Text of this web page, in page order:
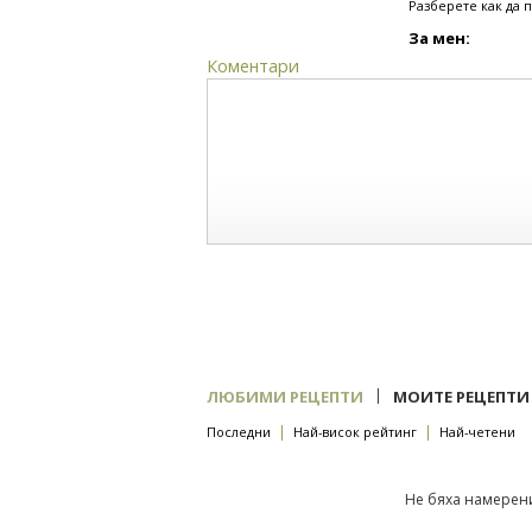
Разберете как да
За мен:
Коментари
ЛЮБИМИ РЕЦЕПТИ | МОИТЕ РЕЦЕПТИ
Последни | Най-висок рейтинг | Най-четени
Не бяха